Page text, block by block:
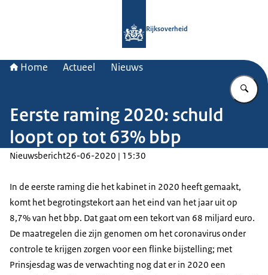
Rijksoverheid
Home Actueel Nieuws
Eerste raming 2020: schuld
loopt op tot 63% bbp
Nieuwsbericht26-06-2020 | 15:30
In de eerste raming die het kabinet in 2020 heeft gemaakt,
komt het begrotingstekort aan het eind van het jaar uit op
8,7% van het bbp. Dat gaat om een tekort van 68 miljard euro.
De maatregelen die zijn genomen om het coronavirus onder
controle te krijgen zorgen voor een flinke bijstelling; met
Prinsjesdag was de verwachting nog dat er in 2020 een